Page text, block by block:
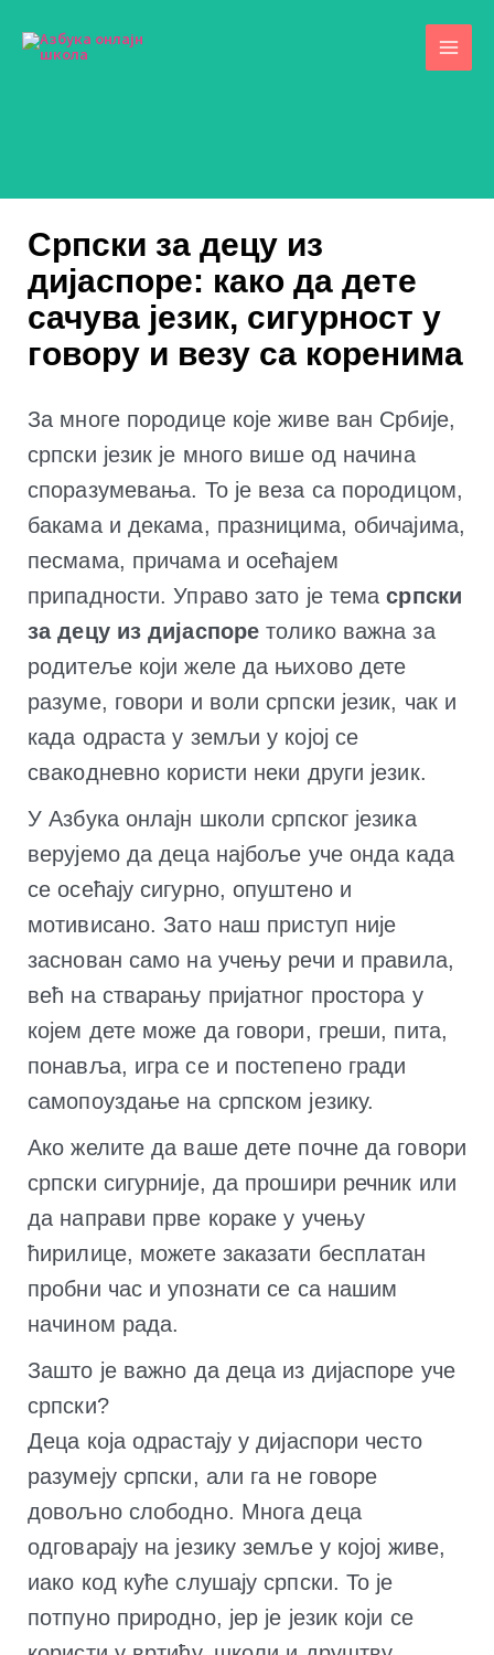
Српски за децу из
дијаспоре: како да дете
сачува језик, сигурност у
говору и везу са коренима
За многе породице које живе ван Србије,
српски језик је много више од начина
споразумевања. То је веза са породицом,
бакама и декама, празницима, обичајима,
песмама, причама и осећајем
припадности. Управо зато је темасрпски
за децу из дијаспоре толико важна за
родитеље који желе да њихово дете
разуме, говори и воли српски језик, чак и
када одраста у земљи у којој се
свакодневно користи неки други језик.
У Азбука онлајн школи српског језика
верујемо да деца најбоље уче онда када
се осећају сигурно, опуштено и
мотивисано. Зато наш приступ није
заснован само на учењу речи и правила,
већ на стварању пријатног простора у
којем дете може да говори, греши, пита,
понавља, игра се и постепено гради
самопоуздање на српском језику.
Ако желите да ваше дете почне да говори
српски сигурније, да прошири речник или
да направи прве кораке у учењу
ћирилице, можете заказати бесплатан
пробни час и упознати се са нашим
начином рада.
Зашто је важно да деца из дијаспоре уче
српски?
Деца која одрастају у дијаспори често
разумеју српски, али га не говоре
довољно слободно. Многа деца
одговарају на језику земље у којој живе,
иако код куће слушају српски. То је
потпуно природно, јер је језик који се